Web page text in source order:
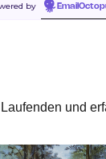
by
und